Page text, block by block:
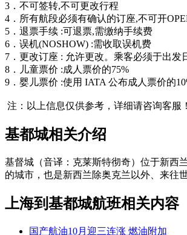
3．不可签转,不可更改行程
4．所有航段必须有确认的订座,不可开
5．退票手续 :可退票,需缴纳手续费
6．误机(NOSHOW) :需收取误机费
7．更改订座 : 允许更改。乘客必须于出
8．儿童票价 :成人票价的75%
9．婴儿票价 :使用 IATA 公布成人票价的
注：以上信息仅供参考，详细请咨询客服！
基都城相关介绍
基督城（音译：克莱斯特彻奇）位于新西
的城市，也是新西兰除奥克兰以外、来往
上海到基都城航班相关内容
国产航油10月迎三连涨 燃油附加